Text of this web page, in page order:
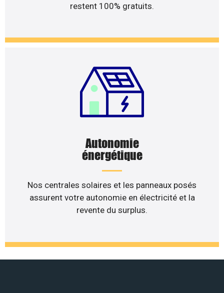
restent 100% gratuits.
Autonomie
énergétique
Nos centrales solaires et les panneaux posés
assurent votre autonomie en électricité et la
revente du surplus.